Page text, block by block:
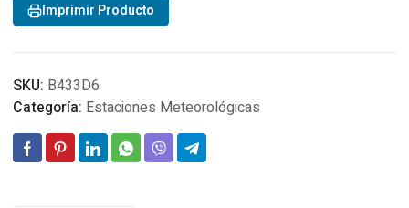
Imprimir Producto
SKU: B433D6
Categoría: Estaciones Meteorológicas